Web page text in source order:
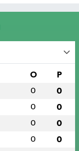
O P
0 0
0 0
0 0
0 0